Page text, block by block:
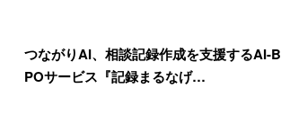
つながりAI、相談記録作成を支援するAI-B
POサービス『記録まるなげ…